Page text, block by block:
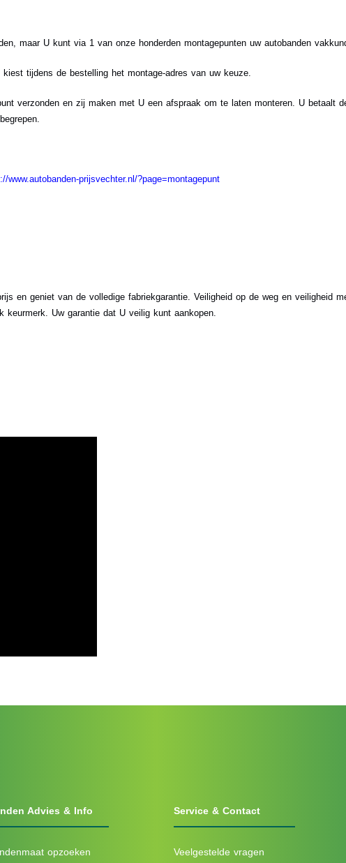
maar U kunt via 1 van onze honderden montagepunten uw autobanden
tijdens de bestelling het montage-adres van uw keuze.
verzonden en zij maken met U een afspraak om te laten monteren. U betaalt
www.autobanden-prijsvechter.nl/?page=montagepunt
en geniet van de volledige fabriekgarantie. Veiligheid op de weg en veiligheid
Uw garantie dat U veilig kunt aankopen.
Advies & Info
opzoeken
Service & Contact
Veelgestelde vragen